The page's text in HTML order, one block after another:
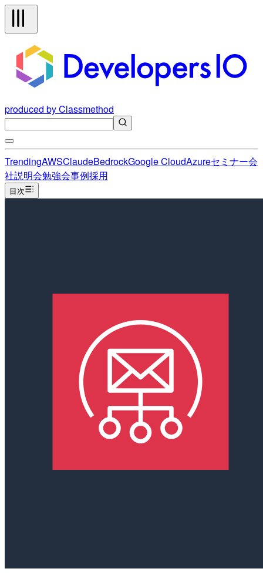
produced by Classmethod
TrendingAWSClaudeBedrockGoogle CloudAzureセミナー会
社説明会勉強会事例採用
目次